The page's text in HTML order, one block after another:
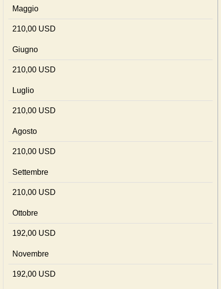
Maggio
210,00 USD
Giugno
210,00 USD
Luglio
210,00 USD
Agosto
210,00 USD
Settembre
210,00 USD
Ottobre
192,00 USD
Novembre
192,00 USD